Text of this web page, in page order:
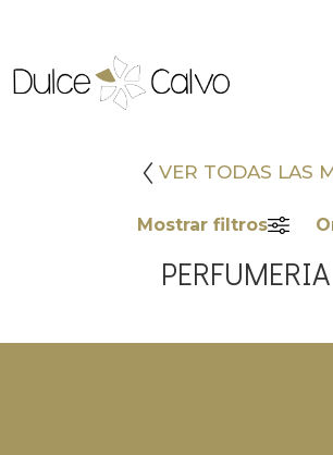
VER TODAS LAS
Mostrar filtros